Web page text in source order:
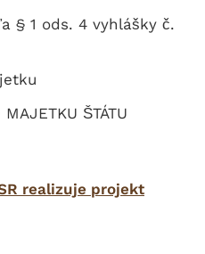
§ 1 ods. 4 vyhlášky č.
MAJETKU ŠTÁTU
realizuje projekt